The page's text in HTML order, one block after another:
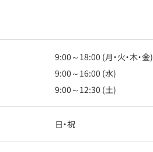
9:00～18:00 (月・火・木・金)
9:00～16:00 (水)
9:00～12:30 (土)
日・祝